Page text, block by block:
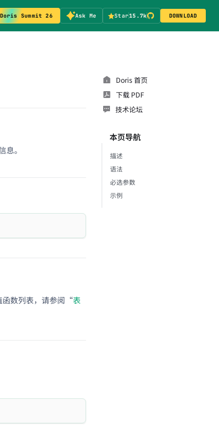
Doris Summit 26 Ask Me Star15.7k DOWNLOAD
。
函数列表，请参阅“表
Doris 首页
下载 PDF
技术论坛
本页导航
描述
语法
必选参数
示例